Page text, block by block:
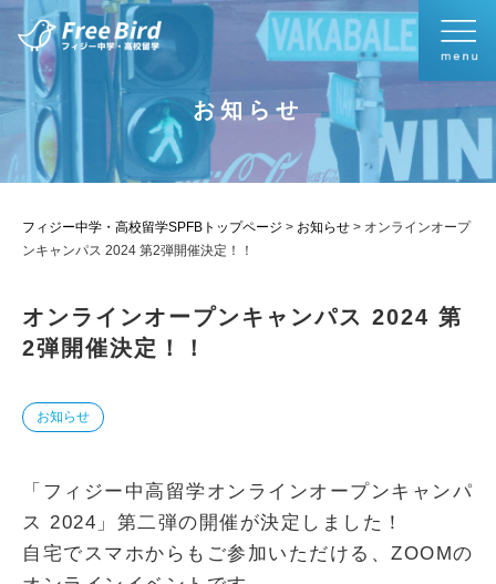
お知らせ
フィジー中学・高校留学SPFBトップページ > お知らせ > オンラインオープ
ンキャンパス 2024 第2弾開催決定！！
オンラインオープンキャンパス 2024 第
2弾開催決定！！
お知らせ
「フィジー中高留学オンラインオープンキャンパ
ス 2024」第二弾の開催が決定しました！
自宅でスマホからもご参加いただける、ZOOMの